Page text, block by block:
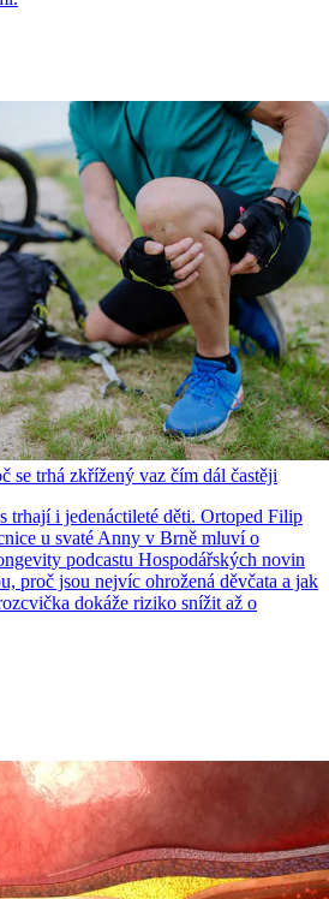
se trhá zkřížený vaz čím dál častěji
trhají i jedenáctileté děti. Ortoped Filip
u svaté Anny v Brně mluví o
podcastu Hospodářských novin
proč jsou nejvíc ohrožená děvčata a jak
dokáže riziko snížit až o